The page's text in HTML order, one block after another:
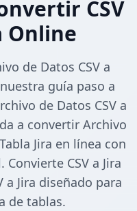
CSV
Online
de Datos CSV a
guía paso a
de Datos CSV a
a convertir Archivo
Jira en línea con
CSV a Jira
Jira diseñado para
de tablas.